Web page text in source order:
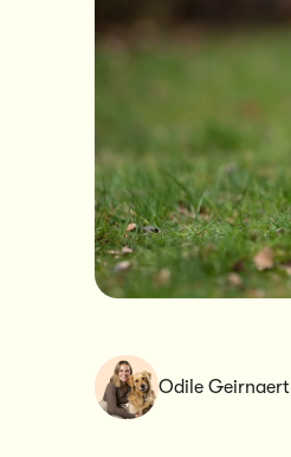
Odile Geirnaert